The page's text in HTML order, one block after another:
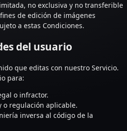
no exclusiva y no transferible
de edición de imágenes
a estas Condiciones.
del usuario
que editas con nuestro Servicio.
para:
o infractor.
regulación aplicable.
inversa al código de la